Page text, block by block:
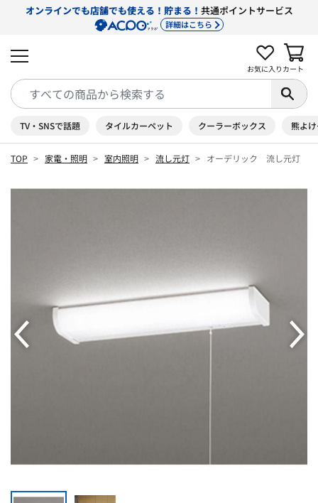
オンラインでも店舗でも使える！貯まる！ 共通ポイントサービス
詳細はこちら
お気に入り カート
TV・SNSで話題 タイルカーペット クーラーボックス 熊よ
TOP 家電・照明 室内照明 流し元灯 オーデリック 流し元灯 ［